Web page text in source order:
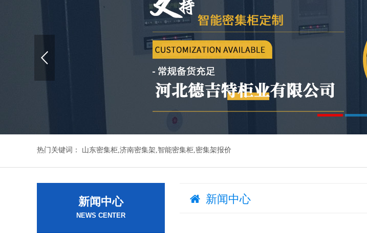
热门关键词： 山东密集柜,济南密集架,智能密集柜,密集架报价
新闻中心
新闻中心
NEWS CENTER